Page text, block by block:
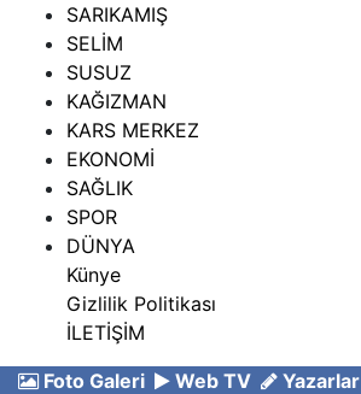
SARIKAMIŞ
SELİM
SUSUZ
KAĞIZMAN
KARS MERKEZ
EKONOMİ
SAĞLIK
SPOR
DÜNYA
Künye
Gizlilik Politikası
İLETİŞİM
Foto Galeri
Web TV Yazarlar